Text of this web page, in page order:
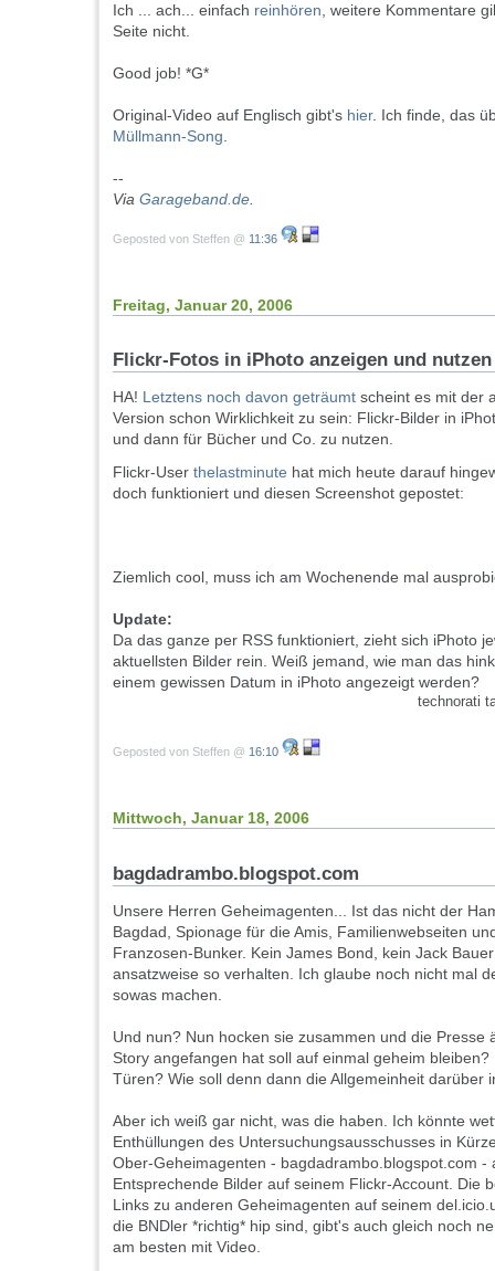
Ich ... ach... einfach reinhören, weitere Kommentare
Seite nicht.
Good job! *G*
Original-Video auf Englisch gibt's hier. Ich finde, das
Müllmann-Song.
--
Via Garageband.de.
Geposted von Steffen @ 11:36
Freitag, Januar 20, 2006
Flickr-Fotos in iPhoto anzeigen und nutzen
HA! Letztens noch davon geträumt scheint es mit der
Version schon Wirklichkeit zu sein: Flickr-Bilder in
und dann für Bücher und Co. zu nutzen.
Flickr-User thelastminute hat mich heute darauf
doch funktioniert und diesen Screenshot gepostet:
Ziemlich cool, muss ich am Wochenende mal
Update:
Da das ganze per RSS funktioniert, zieht sich iPhoto
aktuellsten Bilder rein. Weiß jemand, wie man das
einem gewissen Datum in iPhoto angezeigt werden?
technorati
Geposted von Steffen @ 16:10
Mittwoch, Januar 18, 2006
bagdadrambo.blogspot.com
Unsere Herren Geheimagenten... Ist das nicht der
Bagdad, Spionage für die Amis, Familienwebseiten
Franzosen-Bunker. Kein James Bond, kein Jack
ansatzweise so verhalten. Ich glaube noch nicht mal
sowas machen.
Und nun? Nun hocken sie zusammen und die Presse
Story angefangen hat soll auf einmal geheim
Türen? Wie soll denn dann die Allgemeinheit darüber
Aber ich weiß gar nicht, was die haben. Ich könnte
Enthüllungen des Untersuchungsausschusses in
Ober-Geheimagenten - bagdadrambo.blogspot.com -
Entsprechende Bilder auf seinem Flickr-Account. Die
Links zu anderen Geheimagenten auf seinem
die BNDler *richtig* hip sind, gibt's auch gleich noch
am besten mit Video.